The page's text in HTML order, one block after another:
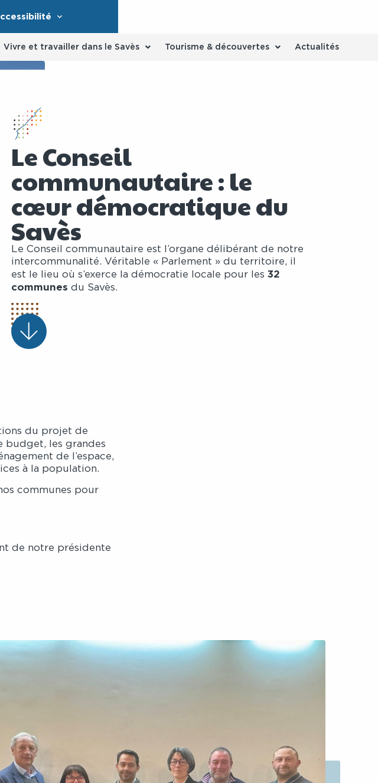
Vivre et travailler dans le Savès Tourisme & découvertes Actualités
Le Conseil
communautaire : le
cœur démocratique du
Savès
Le Conseil communautaire est l’organe délibérant de notre
intercommunalité. Véritable « Parlement » du territoire, il
est le lieu où s’exerce la démocratie locale pour les 32
communes du Savès.
du projet de
budget, les grandes
de l’espace,
à la population.
communes pour
de notre présidente